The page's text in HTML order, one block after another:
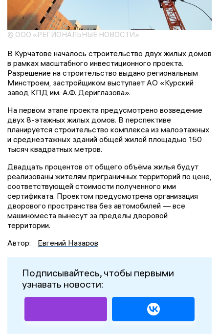
© ООО «РЕГИОНАЛЬНЫЕ НОВОСТИ»
В Курчатове началось строительство двух жилых домов
в рамках масштабного инвестиционного проекта.
Разрешение на строительство выдано региональным
Минстроем, застройщиком выступает АО «Курский
завод КПД им. А.Ф. Дериглазова».
На первом этапе проекта предусмотрено возведение
двух 8-этажных жилых домов. В перспективе
планируется строительство комплекса из малоэтажных
и среднеэтажных зданий общей жилой площадью 150
тысяч квадратных метров.
Двадцать процентов от общего объёма жилья будут
реализованы жителям приграничных территорий по цене,
соответствующей стоимости полученного ими
сертификата. Проектом предусмотрена организация
дворового пространства без автомобилей — все
машиноместа вынесут за пределы дворовой
территории.
Автор:
Евгений Назаров
Подписывайтесь, чтобы первыми
узнавать новости: